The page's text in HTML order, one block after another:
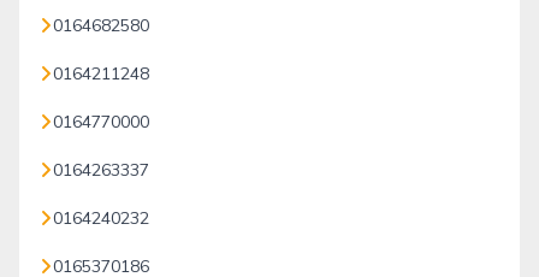
0164682580
0164211248
0164770000
0164263337
0164240232
0165370186